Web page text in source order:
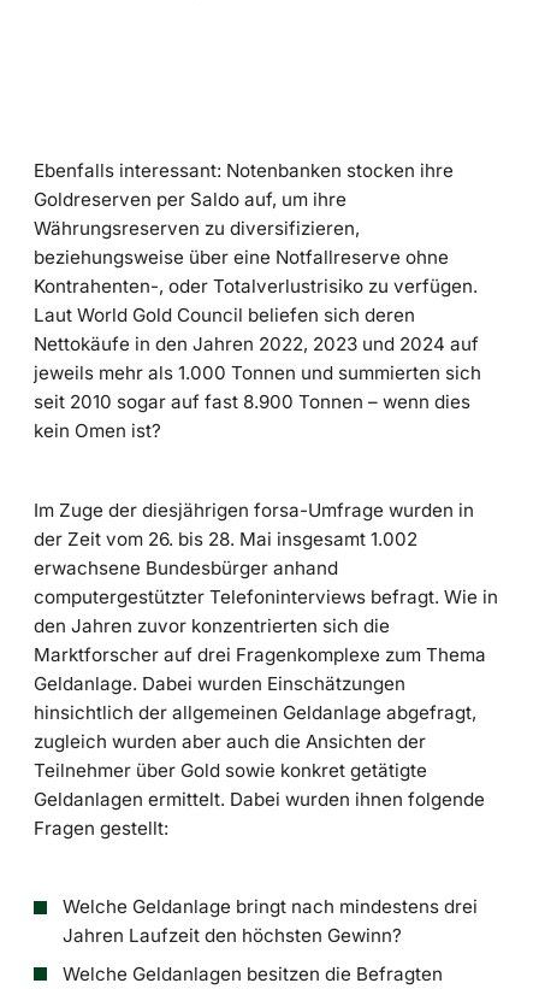
Ebenfalls interessant: Notenbanken stocken ihre
Goldreserven per Saldo auf, um ihre
Währungsreserven zu diversifizieren,
beziehungsweise über eine Notfallreserve ohne
Kontrahenten-, oder Totalverlustrisiko zu verfügen.
Laut World Gold Council beliefen sich deren
Nettokäufe in den Jahren 2022, 2023 und 2024 auf
jeweils mehr als 1.000 Tonnen und summierten sich
seit 2010 sogar auf fast 8.900 Tonnen – wenn dies
kein Omen ist?
Im Zuge der diesjährigen forsa-Umfrage wurden in
der Zeit vom 26. bis 28. Mai insgesamt 1.002
erwachsene Bundesbürger anhand
computergestützter Telefoninterviews befragt. Wie in
den Jahren zuvor konzentrierten sich die
Marktforscher auf drei Fragenkomplexe zum Thema
Geldanlage. Dabei wurden Einschätzungen
hinsichtlich der allgemeinen Geldanlage abgefragt,
zugleich wurden aber auch die Ansichten der
Teilnehmer über Gold sowie konkret getätigte
Geldanlagen ermittelt. Dabei wurden ihnen folgende
Fragen gestellt:
Welche Geldanlage bringt nach mindestens drei
Jahren Laufzeit den höchsten Gewinn?
Welche Geldanlagen besitzen die Befragten